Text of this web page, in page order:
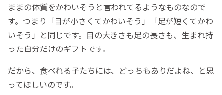
ままの体質をかわいそうと言われてるようなものなので
す。つまり「目が小さくてかわいそう」「足が短くてかわ
いそう」と同じです。目の大きさも足の長さも、生まれ持
った自分だけのギフトです。
だから、食べれる子たちには、どっちもありだよね、と思
ってほしいのです。